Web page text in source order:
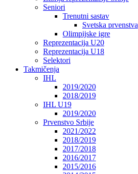
Seniori
Trenutni sastav
Svetska prvenstva
Olimpijske igre
Reprezentacija U20
Reprezentacija U18
Selektori
Takmičenja
IHL
2019/2020
2018/2019
IHL U19
2019/2020
Prvenstvo Srbije
2021/2022
2018/2019
2017/2018
2016/2017
2015/2016